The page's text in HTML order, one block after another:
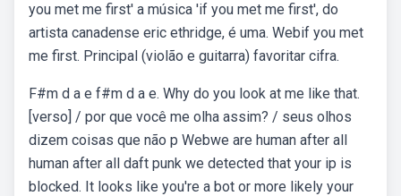
you met me first' a música 'if you met me first', do
artista canadense eric ethridge, é uma. Webif you met
me first. Principal (violão e guitarra) favoritar cifra.
F#m d a e f#m d a e. Why do you look at me like that.
[verso] / por que você me olha assim? / seus olhos
dizem coisas que não p Webwe are human after all
human after all daft punk we detected that your ip is
blocked. It looks like you're a bot or more likely your